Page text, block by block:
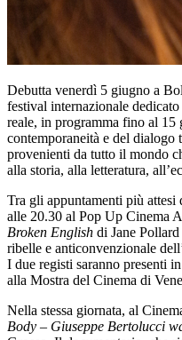
Debutta venerdì 5 giugno a
festival internazionale
reale, in programma fino al 15
contemporaneità e del
provenienti da tutto il mondo
alla storia, alla letteratura,
Tra gli appuntamenti più
alle 20.30 al Pop Up Cinema
Broken English di Jane
ribelle e anticonvenzionale
I due registi saranno presenti
alla Mostra del Cinema di
Nella stessa giornata, al
Body – Giuseppe Bertolucci